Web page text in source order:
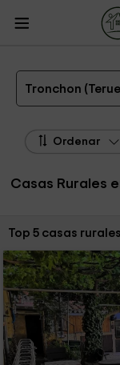
Teruel
Casas Rurales
Las 5 mejores casas
Tronchon
Ordenar
Casas Rurales
Ordenar por:
Top 5 casas